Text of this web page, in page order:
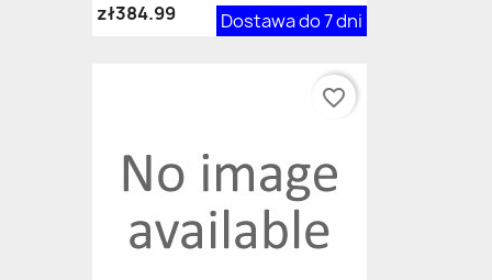
Dostawa do 7 dni
zł384.99
favorite_border